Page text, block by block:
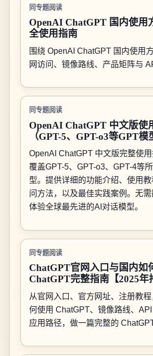
同专题阅读
OpenAI ChatGPT 国内使用
全使用指南
围绕 OpenAI ChatGPT 国内使用
网访问、镜像路线、产品矩阵与
同专题阅读
OpenAI ChatGPT 中文版使
（GPT-5、GPT-o3等GPT模
OpenAI ChatGPT 中文版完整使
覆盖GPT-5、GPT-o3、GPT-4等
型。提供详细的功能介绍、使用
问方法，以及最佳实践案例。无
体验全球最先进的AI对话模型。
同专题阅读
ChatGPT官网入口与国内如
ChatGPT完整指南【2025年
从官网入口、官方网址、注册教
何使用 ChatGPT、镜像路线、
应用路径，做一篇完整的